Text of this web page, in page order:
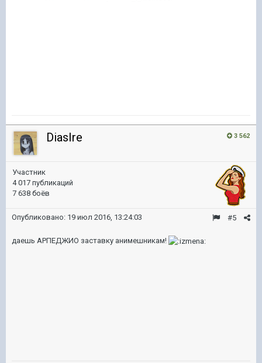
3 562
DiasIre
Участник
4 017 публикаций
7 638 боёв
#5
Опубликовано: 19 июл 2016, 13:24:03
даешь АРПЕДЖИО заставку анимешникам!